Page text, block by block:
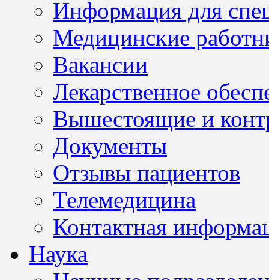
Информация для
Медицинские
Вакансии
Лекарственное
Вышестоящие и
Документы
Отзывы пациентов
Телемедицина
Контактная
Наука